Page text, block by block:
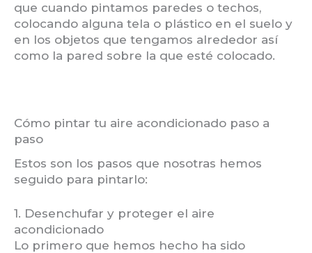
que cuando pintamos paredes o techos,
colocando alguna tela o plástico en el suelo y
en los objetos que tengamos alrededor así
como la pared sobre la que esté colocado.
Cómo pintar tu aire acondicionado paso a
paso
Estos son los pasos que nosotras hemos
seguido para pintarlo:
1. Desenchufar y proteger el aire
acondicionado
Lo primero que hemos hecho ha sido